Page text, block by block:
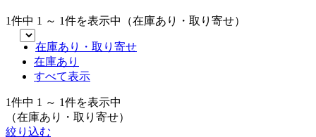
1件中 1 ～ 1件を表示中（在庫あり・取り寄せ）
在庫あり・取り寄せ
在庫あり
すべて表示
1件中 1 ～ 1件を表示中
（在庫あり・取り寄せ）
絞り込む